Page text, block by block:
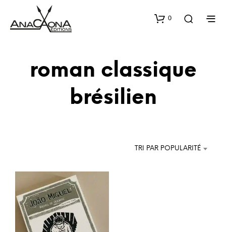
0
roman classique
brésilien
TRI PAR POPULARITÉ